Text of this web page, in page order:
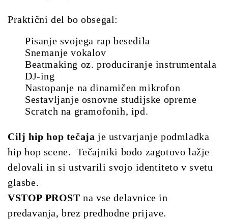
Praktični del bo obsegal:
Pisanje svojega rap besedila
Snemanje vokalov
Beatmaking oz. produciranje instrumentala
DJ-ing
Nastopanje na dinamičen mikrofon
Sestavljanje osnovne studijske opreme
Scratch na gramofonih, ipd.
Cilj hip hop tečaja je ustvarjanje podmladka
hip hop scene. Tečajniki bodo zagotovo lažje
delovali in si ustvarili svojo identiteto v svetu
glasbe.
VSTOP PROSTna vse delavnice in
predavanja, brez predhodne prijave.